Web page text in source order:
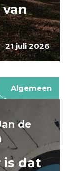
21 juli 2026
Algemeen
de
is dat